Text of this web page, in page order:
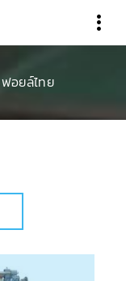
อยล์ไทย